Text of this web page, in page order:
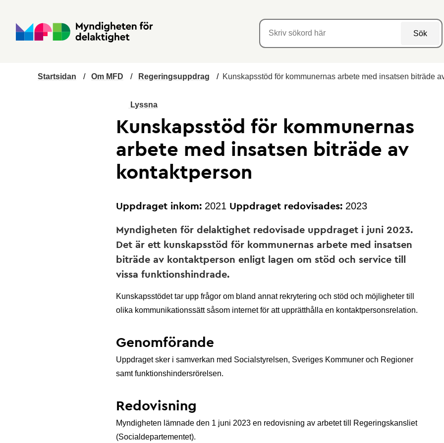
Sök
Startsidan / Om MFD / Regeringsuppdrag / Kunskapsstöd för kommunernas arbete med insatsen biträde
Lyssna
Kunskapsstöd för kommunernas
arbete med insatsen biträde av
kontaktperson
Uppdraget inkom: 2021 Uppdraget redovisades: 2023
Myndigheten för delaktighet redovisade uppdraget i juni 2023.
Det är ett kunskapsstöd för kommunernas arbete med insatsen
biträde av kontaktperson enligt lagen om stöd och service till
vissa funktionshindrade.
Kunskapsstödet tar upp frågor om bland annat rekrytering och stöd och möjligheter till
olika kommunikationssätt såsom internet för att upprätthålla en kontaktpersonsrelation.
Genomförande
Uppdraget sker i samverkan med Socialstyrelsen, Sveriges Kommuner och Regioner
samt funktionshindersrörelsen.
Redovisning
Myndigheten lämnade den 1 juni 2023 en redovisning av arbetet till Regeringskansliet
(Socialdepartementet).